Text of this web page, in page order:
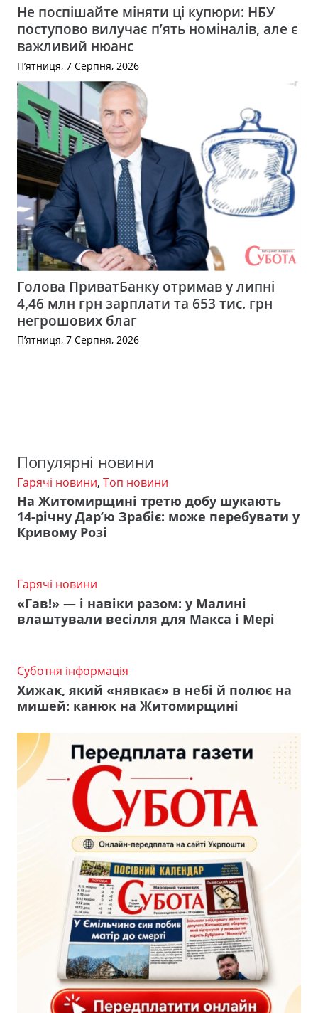
Не поспішайте міняти ці купюри: НБУ
поступово вилучає п’ять номіналів, але є
важливий нюанс
П’ятниця, 7 Серпня, 2026
Голова ПриватБанку отримав у липні
4,46 млн грн зарплати та 653 тис. грн
негрошових благ
П’ятниця, 7 Серпня, 2026
Популярні новини
Гарячі новини, Топ новини
На Житомирщині третю добу шукають
14-річну Дар’ю Зрабіє: може перебувати у
Кривому Розі
Гарячі новини
«Гав!» — і навіки разом: у Малині
влаштували весілля для Макса і Мері
Суботня інформація
Хижак, який «нявкає» в небі й полює на
мишей: канюк на Житомирщині